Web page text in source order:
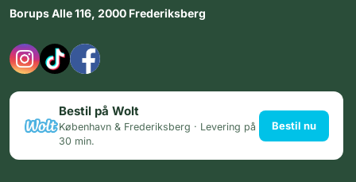
Borups Alle 116, 2000 Frederiksberg
Bestil på Wolt
København & Frederiksberg · Levering på
30 min.
Bestil nu